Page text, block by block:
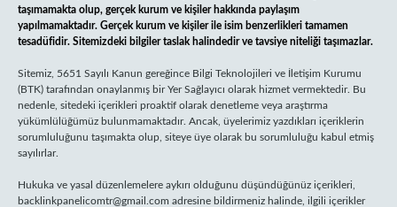
taşımamakta olup, gerçek kurum ve kişiler hakkında paylaşım
yapılmamaktadır. Gerçek kurum ve kişiler ile isim benzerlikleri tamamen
tesadüfidir. Sitemizdeki bilgiler taslak halindedir ve tavsiye niteliği taşımazlar.
Sitemiz, 5651 Sayılı Kanun gereğince Bilgi Teknolojileri ve İletişim Kurumu
(BTK) tarafından onaylanmış bir Yer Sağlayıcı olarak hizmet vermektedir. Bu
nedenle, sitedeki içerikleri proaktif olarak denetleme veya araştırma
yükümlülüğümüz bulunmamaktadır. Ancak, üyelerimiz yazdıkları içeriklerin
sorumluluğunu taşımakta olup, siteye üye olarak bu sorumluluğu kabul etmiş
sayılırlar.
Hukuka ve yasal düzenlemelere aykırı olduğunu düşündüğünüz içerikleri,
backlinkpanelicomtr@gmail.com adresine bildirmeniz halinde, ilgili içerikler